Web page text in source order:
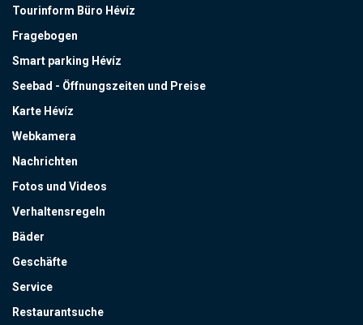
Tourinform Büro Hévíz
Fragebogen
Smart parking Hévíz
Seebad - Öffnungszeiten und Preise
Karte Hévíz
Webkamera
Nachrichten
Fotos und Videos
Verhaltensregeln
Bäder
Geschäfte
Service
Restaurantsuche